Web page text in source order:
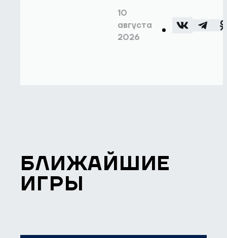
10
августа
2026
БЛИЖАЙШИЕ
ИГРЫ